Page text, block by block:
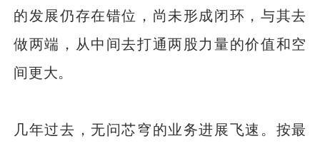
的发展仍存在错位，尚未形成闭环，与其去
做两端，从中间去打通两股力量的价值和空
间更大。
几年过去，无问芯穹的业务进展飞速。按最